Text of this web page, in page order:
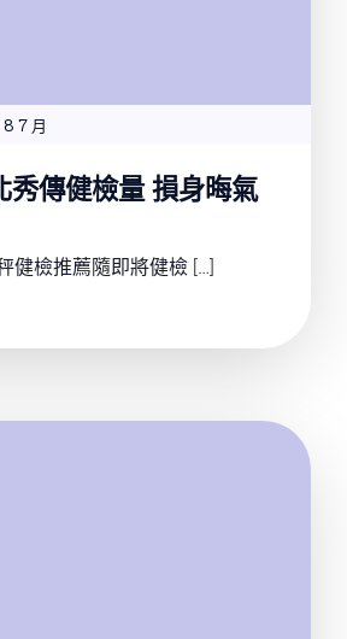
8 7 月
秀傳健檢量 損身晦氣
健檢推薦隨即將健檢 […]